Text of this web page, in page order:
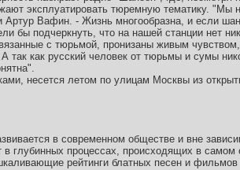
эксплуатировать тюремную тематику. "Мы
Артур Вафин. - Жизнь многообразна, и если
бы подчеркнуть, что на нашей станции нет
с тюрьмой, пронизаны живым
как русский человек от тюрьмы и сумы
несется летом по улицам Москвы из
в современном обществе и вне
в глубинных процессах, происходящих в
рейтинги блатных песен и